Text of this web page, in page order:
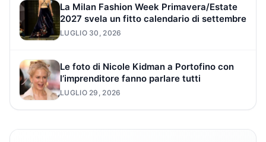
La Milan Fashion Week Primavera/Estate
2027 svela un fitto calendario di settembre
LUGLIO 30, 2026
Le foto di Nicole Kidman a Portofino con
l’imprenditore fanno parlare tutti
LUGLIO 29, 2026